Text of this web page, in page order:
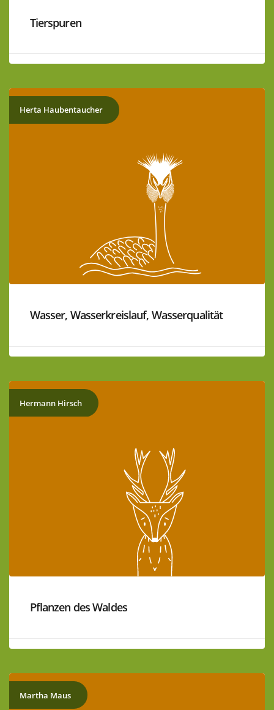
Tierspuren
Herta Haubentaucher
Wasser, Wasserkreislauf, Wasserqualität
Hermann Hirsch
Pflanzen des Waldes
Martha Maus